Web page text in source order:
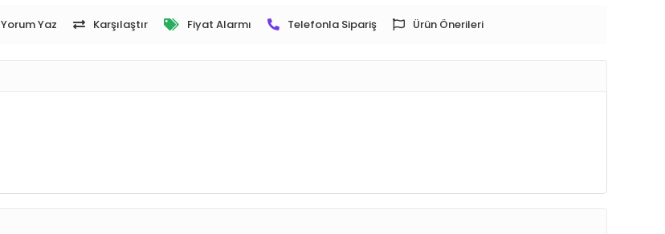
Yorum Yaz Karşılaştır Fiyat Alarmı Telefonla Sipariş Ürün Önerileri